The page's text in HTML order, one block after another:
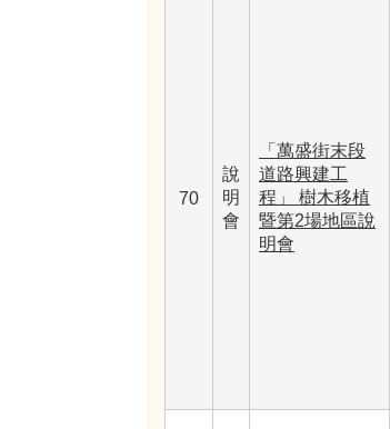
70
說
明
會
「萬盛街末段
道路興建工
程」 樹木移植
暨第2場地區說
明會